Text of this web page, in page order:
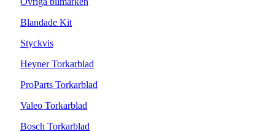
Blandade Kit
Styckvis
Heyner Torkarblad
ProParts Torkarblad
Valeo Torkarblad
Bosch Torkarblad